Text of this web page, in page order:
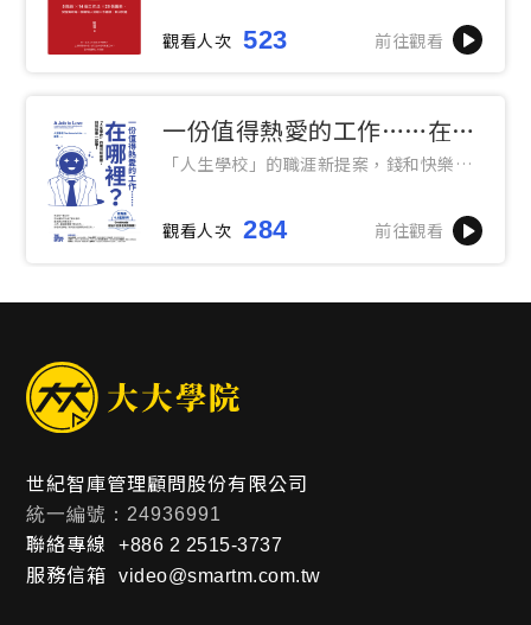
觀看人次 523 前往觀看
一份值得熱愛的工作……在哪
裡？
「人生學校」的職涯新提案，錢和快樂一
觀看人次 284 前往觀看
世紀智庫管理顧問股份有限公司
統一編號：24936991
聯絡專線 +886 2 2515-3737
服務信箱 video@smartm.com.tw